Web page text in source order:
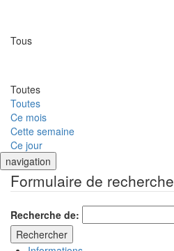
Tous
Toutes
Toutes
Ce mois
Cette semaine
Ce jour
navigation
Formulaire de recherche
Recherche de: